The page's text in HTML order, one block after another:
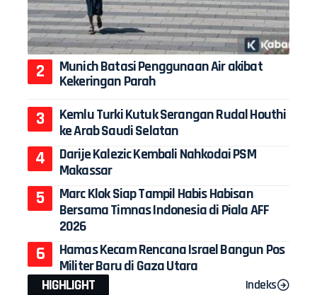
Munich Batasi Penggunaan Air akibat
Kekeringan Parah
Kemlu Turki Kutuk Serangan Rudal Houthi
ke Arab Saudi Selatan
Darije Kalezic Kembali Nahkodai PSM
Makassar
Marc Klok Siap Tampil Habis Habisan
Bersama Timnas Indonesia di Piala AFF
2026
Hamas Kecam Rencana Israel Bangun Pos
Militer Baru di Gaza Utara
HIGHLIGHT
Indeks